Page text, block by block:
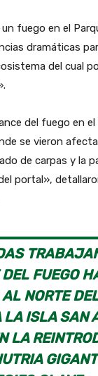
fuego en el
dramáticas
del cual
del fuego en el
se vieron
de carpas y la
portal»,
FUEGO
NORTE
ISLA SAN
LA